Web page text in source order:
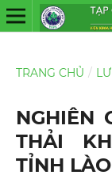
TRANG CHỦ /
NGHIÊN
THẢI
TỈNH